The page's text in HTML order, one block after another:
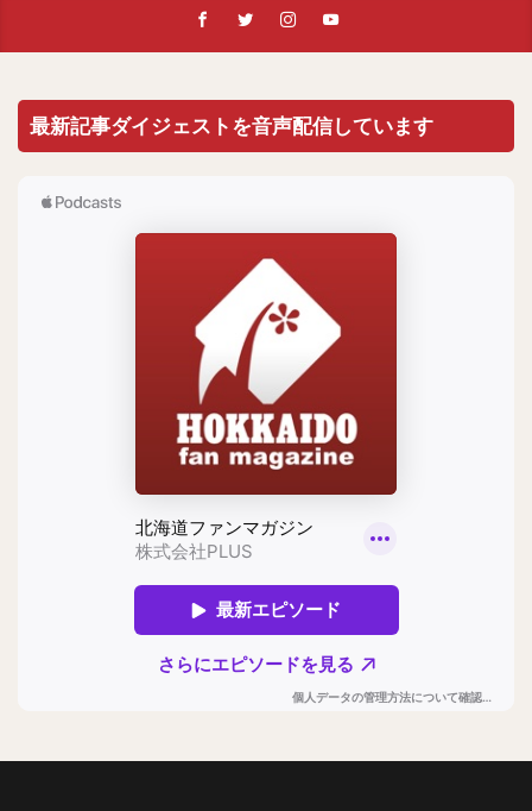
最新記事ダイジェストを音声配信しています